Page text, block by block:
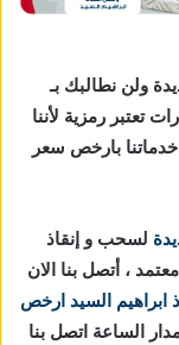
ولن نطالبك بـ
تعتبر رمزية لأننا
بارخص سعر
لسحب و إنقاذ
، أتصل بنا الان
السيد ارخص
الساعة اتصل بنا